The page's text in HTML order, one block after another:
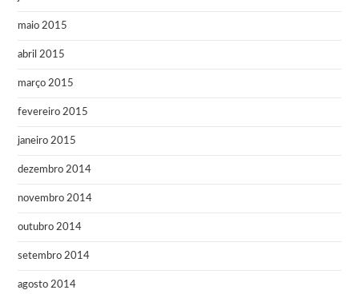
maio 2015
abril 2015
março 2015
fevereiro 2015
janeiro 2015
dezembro 2014
novembro 2014
outubro 2014
setembro 2014
agosto 2014